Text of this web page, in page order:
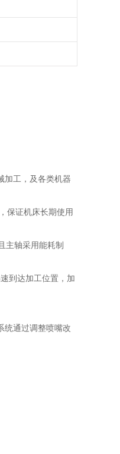
加工，及各类机器
保证机床长期使用
主轴采用能耗制
到达加工位置，加
统通过调整喷嘴改